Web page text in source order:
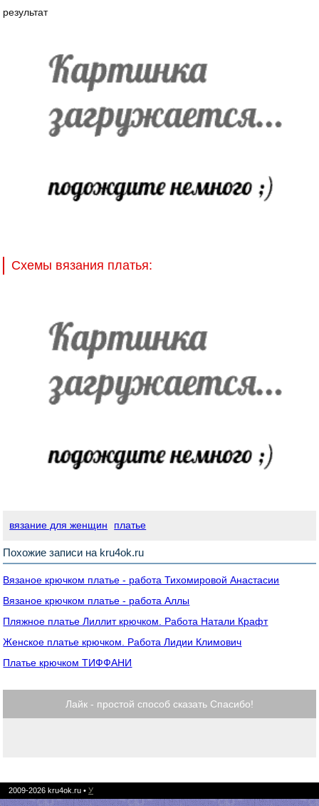
результат
Схемы вязания платья:
вязание для женщин платье
Похожие записи на kru4ok.ru
Вязаное крючком платье - работа Тихомировой Анастасии
Вязаное крючком платье - работа Аллы
Пляжное платье Лиллит крючком. Работа Натали Крафт
Женское платье крючком. Работа Лидии Климович
Платье крючком ТИФФАНИ
Лайк - простой способ сказать Спасибо!
2009-2026 kru4ok.ru • У